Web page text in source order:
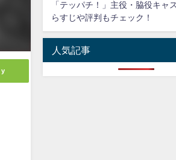
「テッパチ！」主役・脇役キャ
らすじや評判もチェック！
人気記事